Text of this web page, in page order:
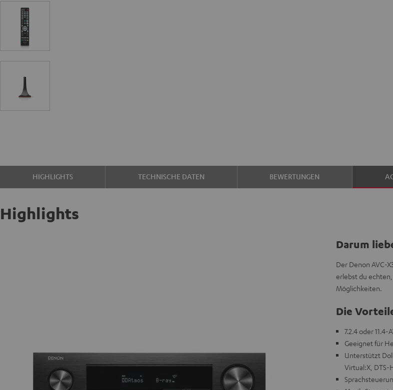
HIGHLIGHTS TECHNISCHE DATEN BEWERTUNGEN
Highlights
Darum
Der Denon AVC-
erlebst du
Möglichkeiten.
Die
7.2.4 oder
Geeignet für
Unterstützt
Virtual:X, DTS-